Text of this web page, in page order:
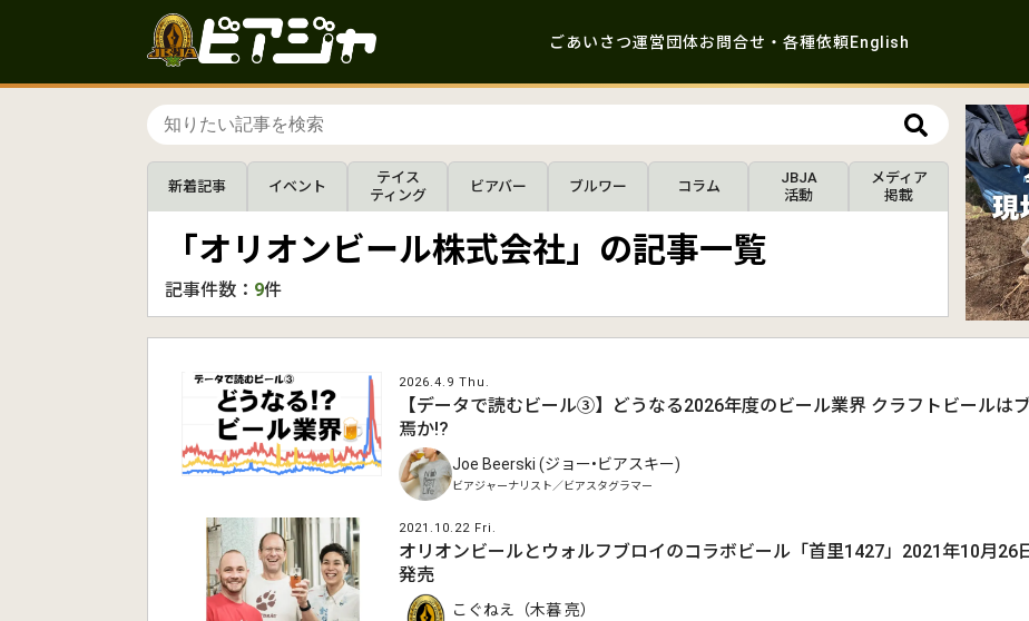
ごあいさつ運営団体お問合せ・各種依頼English
新着記事 イベント
テイス
ティング
ビアバー ブルワー コラム
JBJA
活動
メディア
掲載
「オリオンビール株式会社」の記事一覧
記事件数： 9件
2026.4.9 Thu.
【データで読むビール③】どうなる2026年度のビール業界 クラフトビールは
焉か!?
Joe Beerski (ジョー•ビアスキー)
ビアジャーナリスト／ビアスタグラマー
2021.10.22 Fri.
オリオンビールとウォルフブロイのコラボビール「首里1427」2021年10月26
発売
こぐねえ（木暮 亮）